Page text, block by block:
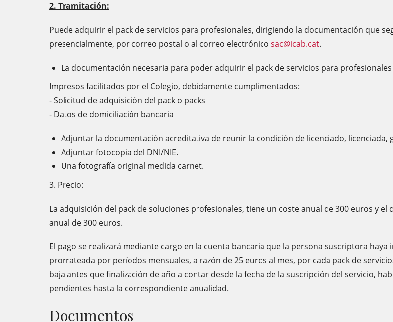
2. Tramitación:
Puede adquirir el pack de servicios para profesionales, dirigiendo la documentación que
presencialmente, por correo postal o al correo electrónico sac@icab.cat.
La documentación necesaria para poder adquirir el pack de servicios para profesionales
Impresos facilitados por el Colegio, debidamente cumplimentados:
- Solicitud de adquisición del pack o packs
- Datos de domiciliación bancaria
Adjuntar la documentación acreditativa de reunir la condición de licenciado, licenciada,
Adjuntar fotocopia del DNI/NIE.
Una fotografía original medida carnet.
3. Precio:
La adquisición del pack de soluciones profesionales, tiene un coste anual de 300 euros y
anual de 300 euros.
El pago se realizará mediante cargo en la cuenta bancaria que la persona suscriptora haya
prorrateada por períodos mensuales, a razón de 25 euros al mes, por cada pack de
baja antes que finalización de año a contar desde la fecha de la suscripción del servicio,
pendientes hasta la correspondiente anualidad.
Documentos